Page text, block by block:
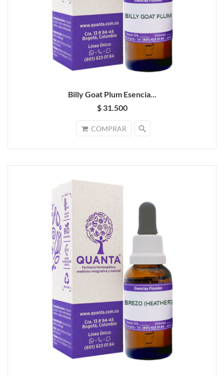
Billy Goat Plum Esencia...
$ 31.500
COMPRAR search